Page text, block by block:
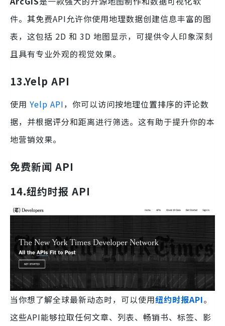
件。其免费API允许你使用地理数据创建信息丰富的图
表，这包括 2D 和 3D 地图显示，可提供令人印象深刻
且具有专业外观的视觉效果。
13.Yelp API
使用 Yelp API，你可以访问按地理位置排序的评论数
据，并根据评分和距离进行筛选。这有助于提升你的本
地营销效果。
免费新闻 API
14.纽约时报 API
当你想了解全球最新动态时，可以使用纽约时报API。
这些API能够拉取任何文章、列表、畅销书、标签、影